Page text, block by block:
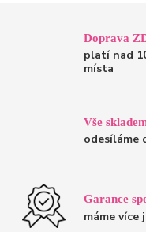
Doprava
platí nad
místa
Vše
odesíláme
Garance
máme více